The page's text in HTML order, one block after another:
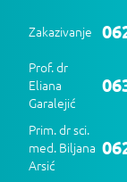
Zakazivanje
Prof. dr
Eliana
Garalejić
Prim. dr sci.
med. Biljana
Arsić